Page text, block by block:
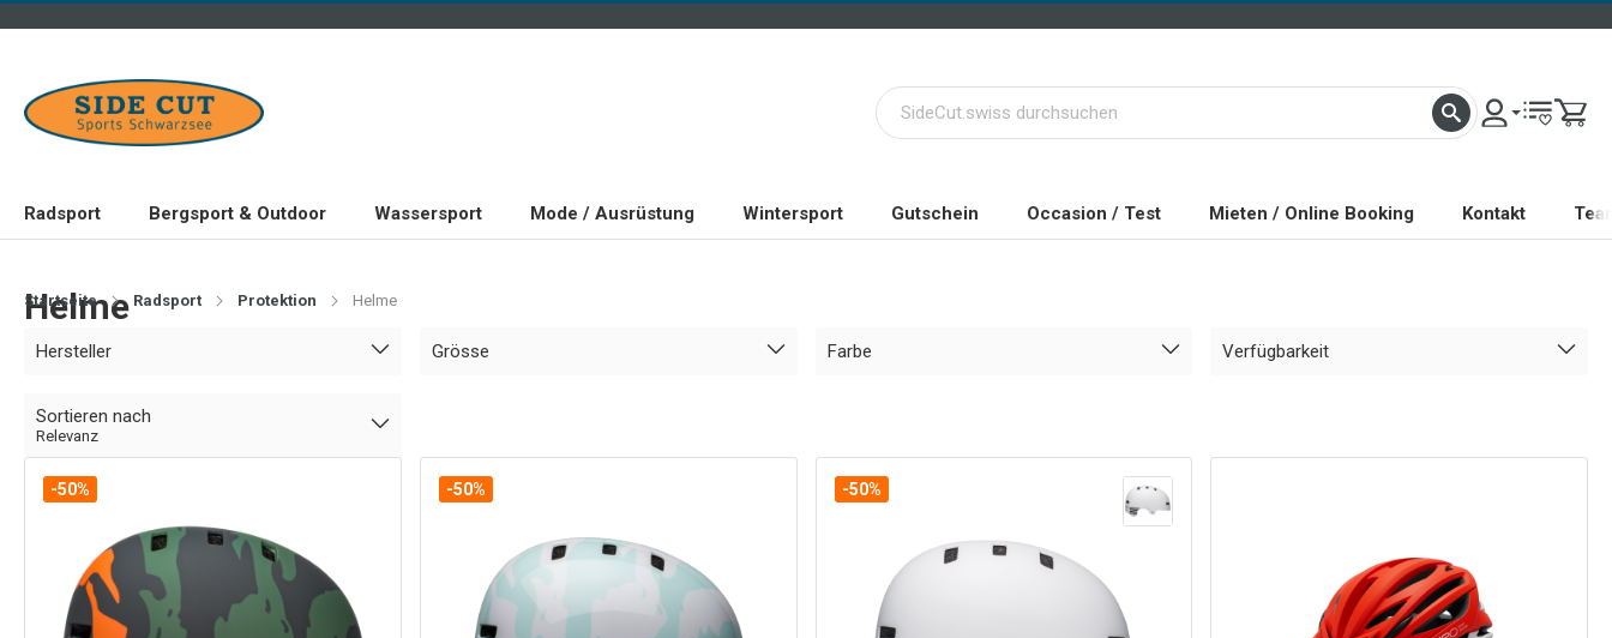
Radsport Bergsport & Outdoor Wassersport Mode / Ausrüstung Wintersport Gutschein Occasion / Test Mieten / Online Booking Kontakt
Startseite Radsport Protektion Helme
Helme
Hersteller Grösse Farbe Verfügbarkeit
Sortieren nach
Relevanz
-50% -50% -50%